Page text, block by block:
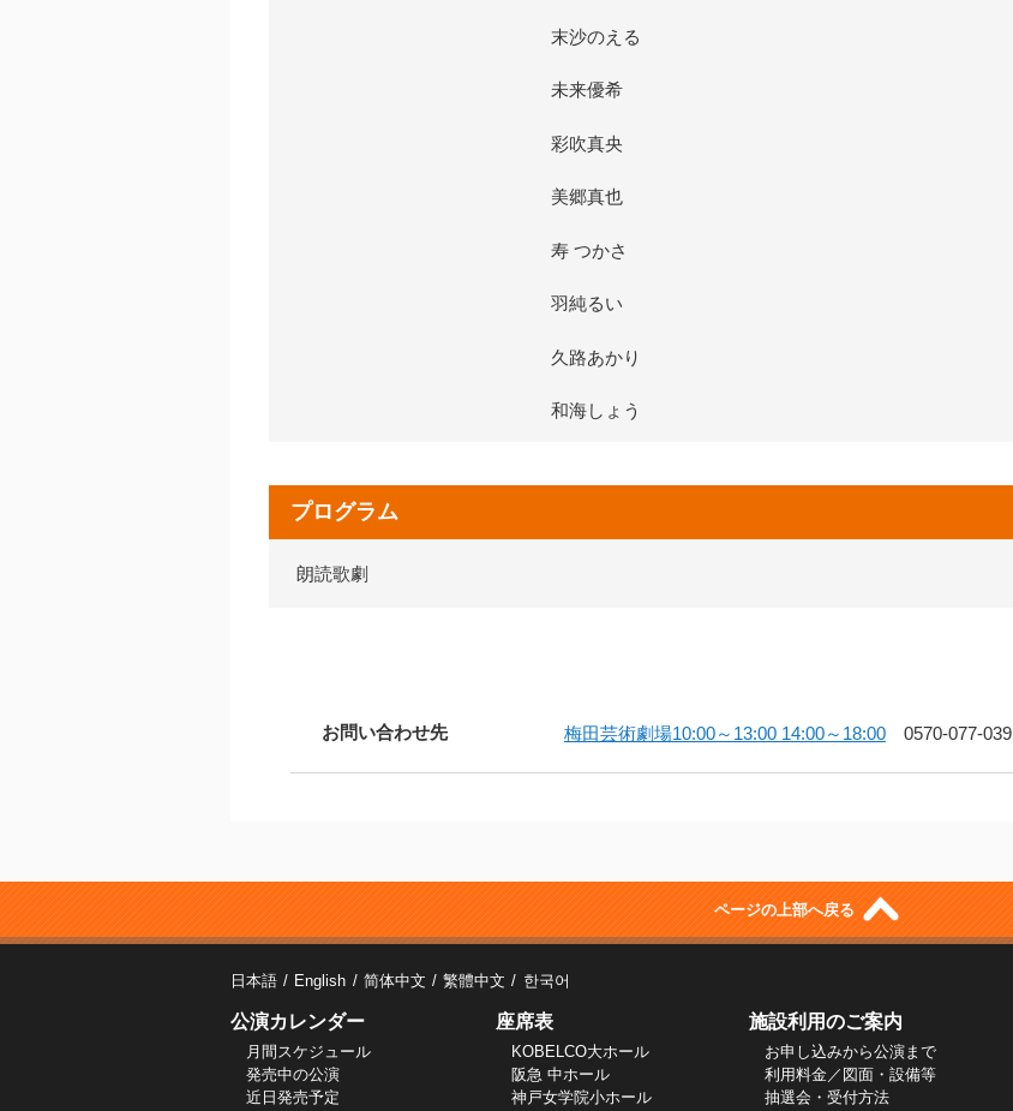
末沙のえる
未来優希
彩吹真央
美郷真也
寿 つかさ
羽純るい
久路あかり
和海しょう
プログラム
朗読歌劇
お問い合わせ先 梅田芸術劇場10:00～13:00 14:00～18:000570-077-039
ページの上部へ戻る
日本語 English 简体中文 繁體中文 한국어
公演カレンダー
月間スケジュール
発売中の公演
近日発売予定
座席表
KOBELCO大ホール
阪急 中ホール
神戸女学院小ホール
施設利用のご案内
お申し込みから公演まで
利用料金／図面・設備等
抽選会・受付方法